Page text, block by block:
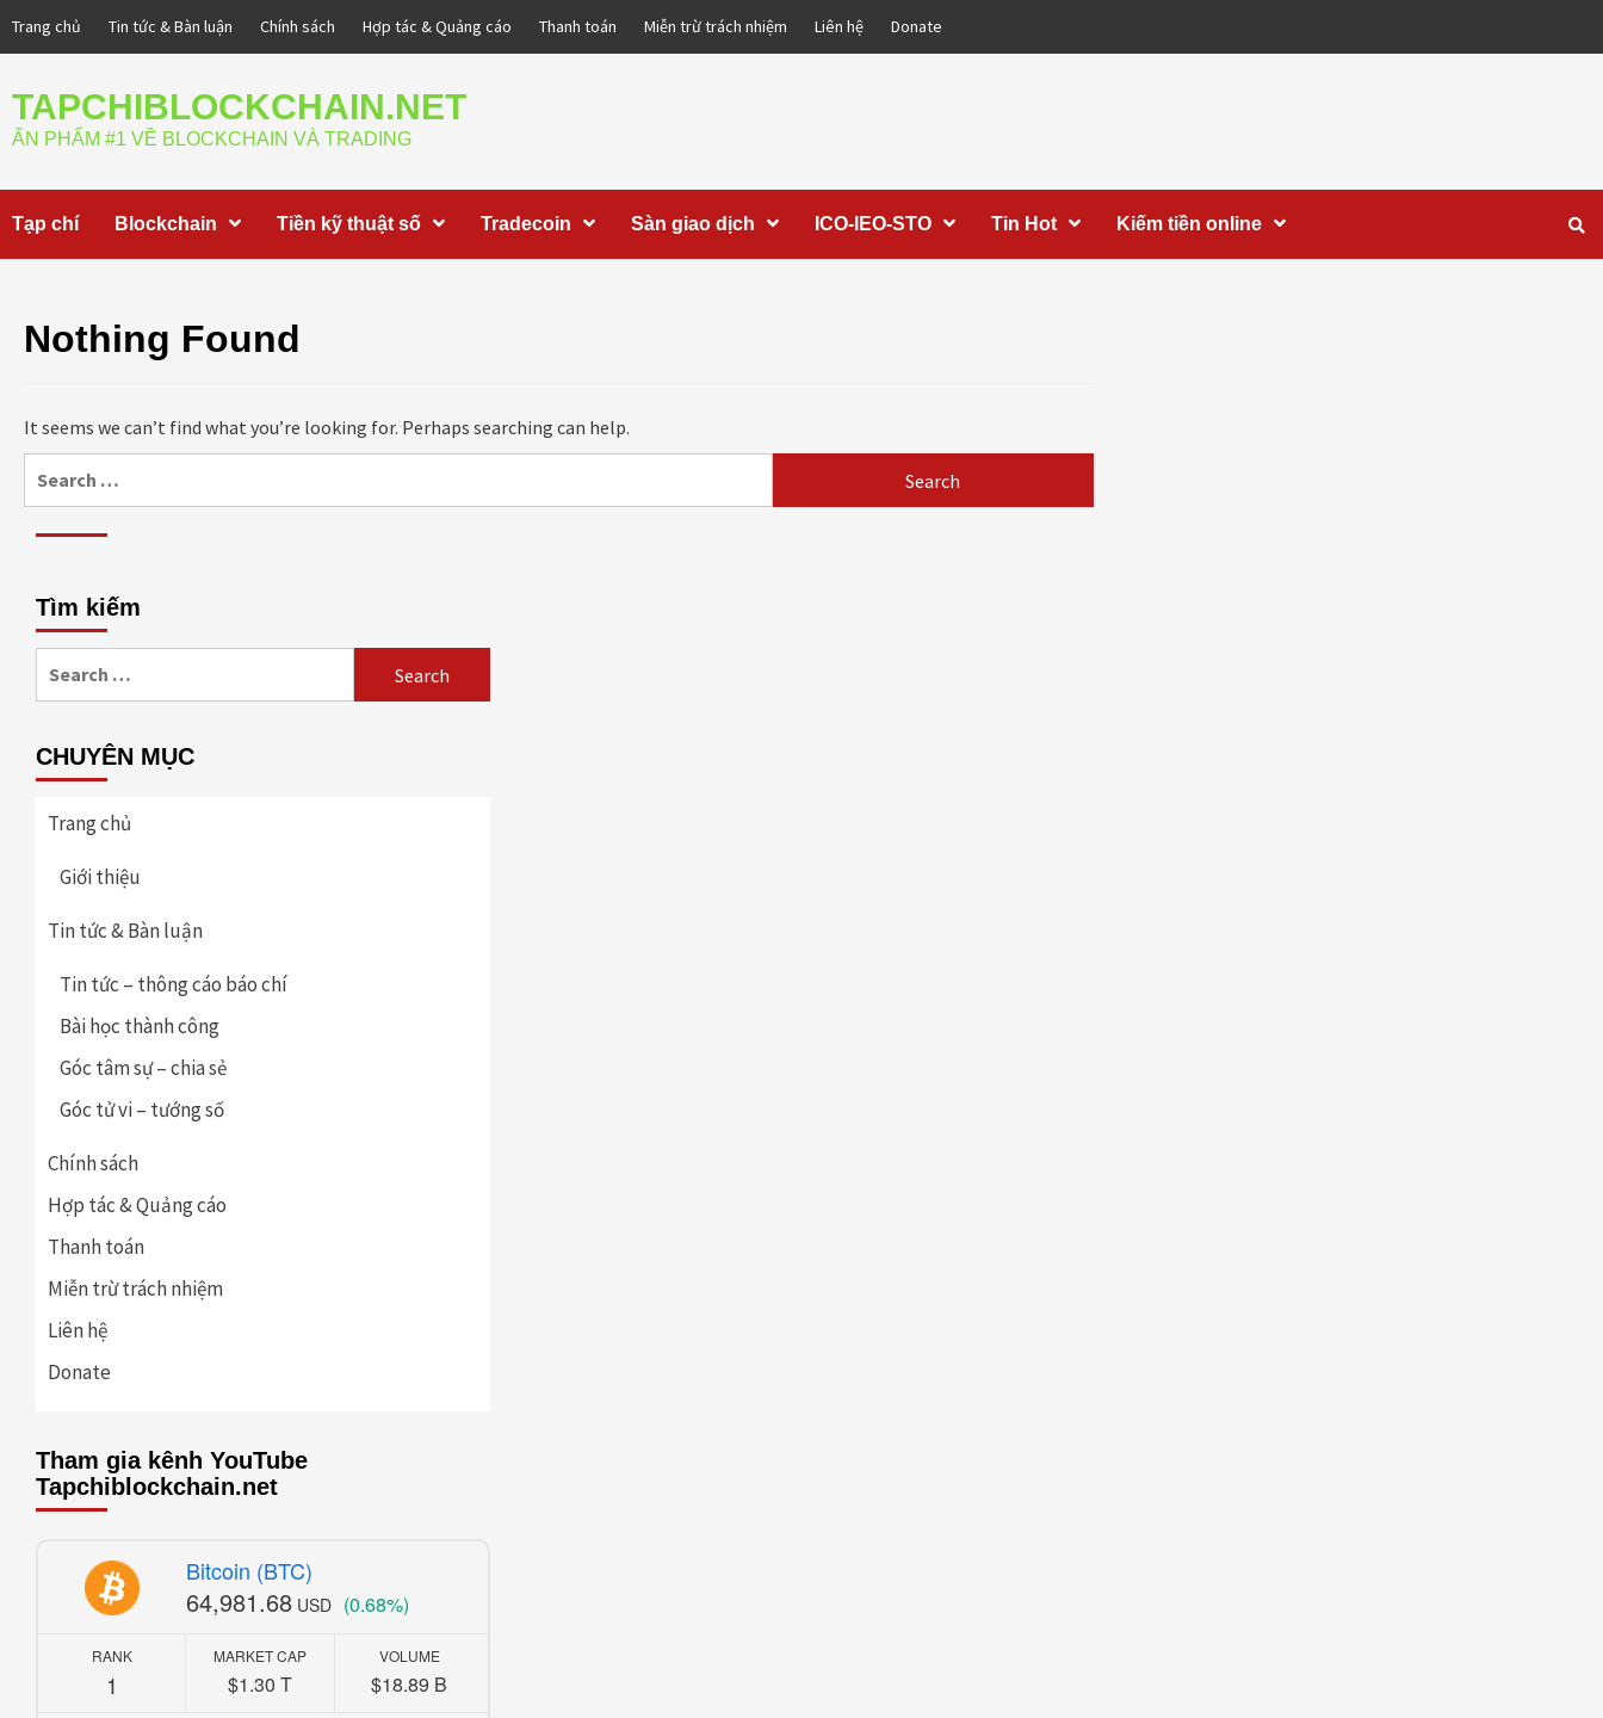
Trang chủ Tin tức & Bàn luận Chính sách Hợp tác & Quảng cáo Thanh toán Miễn trừ trách nhiệm Liên hệ Donate
TAPCHIBLOCKCHAIN.NET
ẤN PHẨM #1 VỀ BLOCKCHAIN VÀ TRADING
Tạp chí Blockchain Tiền kỹ thuật số Tradecoin Sàn giao dịch ICO-IEO-STO Tin Hot Kiếm tiền online
Nothing Found
It seems we can’t find what you’re looking for. Perhaps searching can help.
Tìm kiếm
CHUYÊN MỤC
Trang chủ
Giới thiệu
Tin tức & Bàn luận
Tin tức – thông cáo báo chí
Bài học thành công
Góc tâm sự – chia sẻ
Góc tử vi – tướng số
Chính sách
Hợp tác & Quảng cáo
Thanh toán
Miễn trừ trách nhiệm
Liên hệ
Donate
Tham gia kênh YouTube
Tapchiblockchain.net
Bitcoin (BTC)
64,981.68 USD (0.68%)
RANK
1
MARKET CAP
$1.30 T
VOLUME
$18.89 B